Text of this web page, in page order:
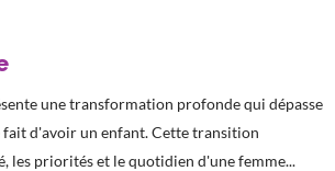
une transformation profonde qui dépasse
fait d'avoir un enfant. Cette transition
les priorités et le quotidien d'une femme...